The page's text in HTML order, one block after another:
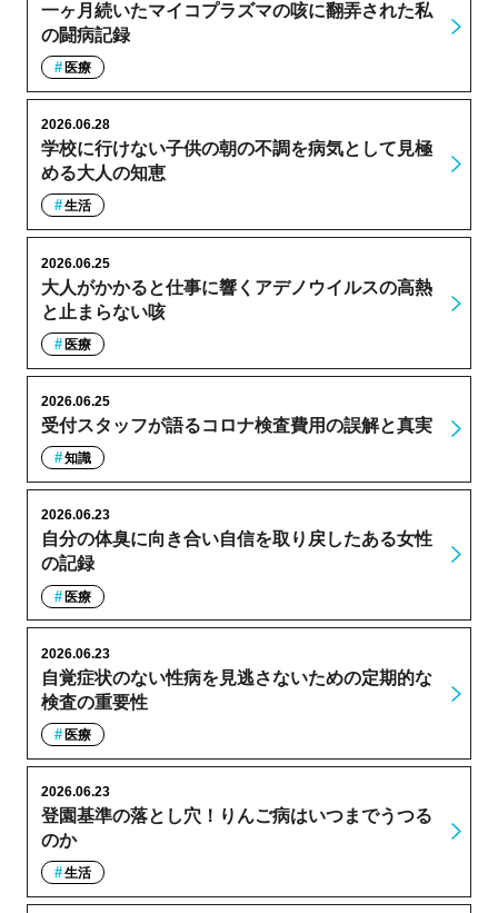
一ヶ月続いたマイコプラズマの咳に翻弄された私
の闘病記録
医療
学校に行けない子供の朝の不調を病気として見極
める大人の知恵
2026.06.28
生活
大人がかかると仕事に響くアデノウイルスの高熱
と止まらない咳
2026.06.25
医療
受付スタッフが語るコロナ検査費用の誤解と真実
2026.06.25
知識
自分の体臭に向き合い自信を取り戻したある女性
の記録
2026.06.23
医療
自覚症状のない性病を見逃さないための定期的な
検査の重要性
2026.06.23
医療
登園基準の落とし穴！りんご病はいつまでうつる
のか
2026.06.23
生活